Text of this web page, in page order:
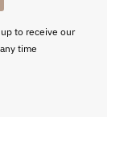
to receive our
time